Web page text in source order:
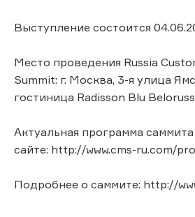
Выступление состоится
Место проведения Russia
Summit: г. Москва, 3-я улица
гостиница Radisson Blu
Актуальная программа
сайте: http://www.cms-ru.com/
Подробнее о саммите: http://